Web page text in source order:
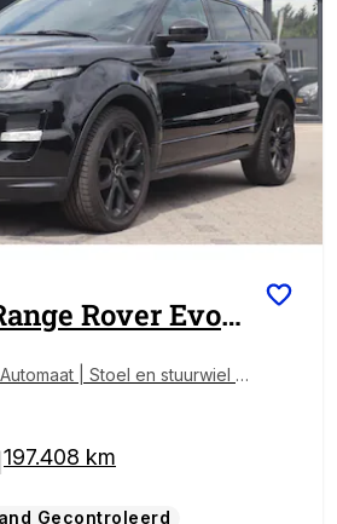
Rover Evoque
| Stoel en stuurwiel v
197.408 km
Gecontroleerd